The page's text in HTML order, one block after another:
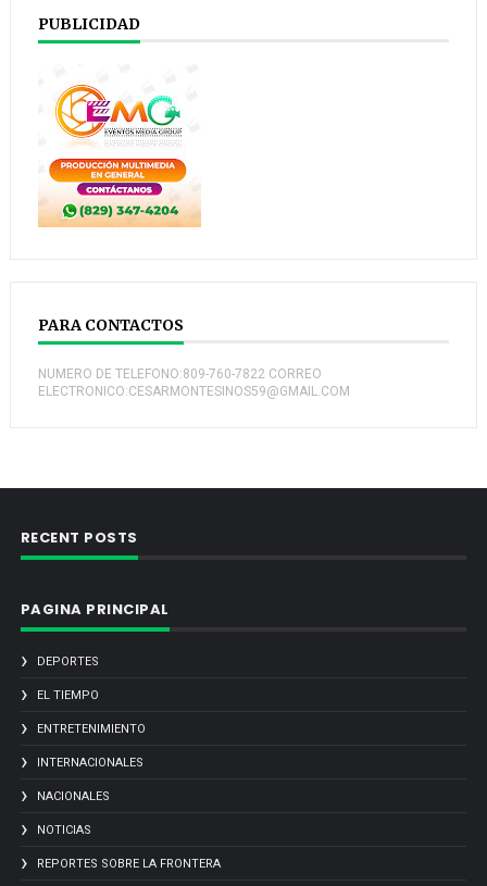
PUBLICIDAD
PARA CONTACTOS
NUMERO DE TELEFONO:809-760-7822 CORREO
ELECTRONICO:CESARMONTESINOS59@GMAIL.COM
RECENT POSTS
PAGINA PRINCIPAL
DEPORTES
EL TIEMPO
ENTRETENIMIENTO
INTERNACIONALES
NACIONALES
NOTICIAS
REPORTES SOBRE LA FRONTERA